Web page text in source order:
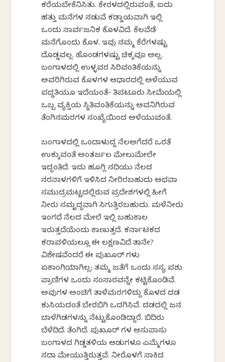
ಕರೆಯಬೇಕೆನಿಸಿತು. ಕೇರಳದಲ್ಲಿರುವಂತೆ, ಐದು
ಹತ್ತು ಮನೆಗಳ ನಡುವೆ ಕಡ್ಡಾಯವಾಗಿ ಇಲ್ಲಿ
ಒಂದು ಸಾರ್ವಜನಿಕ ಕೊಳವಿದೆ. ಕೆಲವೆಡೆ
ಮನೆಗೊಂದು ಕೊಳ. ಇವು ನಮ್ಮ ಕೆರೆಗಳಷ್ಟು
ದೊಡ್ಡವಲ್ಲ. ಹೊಂಡಗಳಷ್ಟು ಚಿಕ್ಕವೂ ಅಲ್ಲ.
ಬಂಗಾಳದಲ್ಲಿ ಉಳ್ಳವರ ಸಿರಿವಂತಿಕೆಯನ್ನು
ಅವರಿಗಿರುವ ಕೊಳಗಳ ಆಧಾರದಲ್ಲಿ ಅಳೆಯುವ
ಪದ್ಧತಿಯೂ ಇದೆಯಂತೆ- ತಿಪಟೂರು ಸೀಮೆಯಲ್ಲಿ
ಒಬ್ಬ ವ್ಯಕ್ತಿಯ ಸ್ಥಿತಿವಂತಿಕೆಯನ್ನು ಅವನಿಗಿರುವ
ತೆಂಗಿನಮರಗಳ ಸಂಖ್ಯೆಯಿಂದ ಅಳೆಯುವಂತೆ.
ಬಂಗಾಳದಲ್ಲಿ ಒಂದಾಳುದ್ದ ನೆಲಅಗೆದರೆ ಒರತೆ
ಉಕ್ಕುವಂತೆ ಅಂತರ್ಜಲ ಮೇಲುಮೇಲೇ
ಇದ್ದಂತಿದೆ. ಇದು ಹೂಗ್ಲಿ ನದಿಯು ನೆಲದ
ನರನಾಳಗಳಿಗೆ ಇಳಿಸಿದ ನೀರಿರಬಹುದು ಅಥವಾ
ಸಮುದ್ರಮಟ್ಟದಲ್ಲಿರುವ ಪ್ರದೇಶಗಳಲ್ಲಿ ಹೀಗೆ
ನೀರು ಸಮೃದ್ಧವಾಗಿ ಸಿಗುತ್ತಿರಬಹುದು. ಮಳೆನೀರು
ಇಂಗದೆ ನೆಲದ ಮೇಲೆ ಇಲ್ಲಿ ಬಹುಕಾಲ
ಇರುತ್ತದೆಯೆಂದು ಕಾಣುತ್ತದೆ. ಕರ್ನಾಟಕದ
ಕರಾವಳಿಯಲ್ಲೂ ಈ ಲಕ್ಷಣವಿದೆ ತಾನೇ?
ವಿಶೇಷವೆಂದರೆ ಈ ಪುಖೂರ್ ಗಳು
ಏಕಾಂಗಿಯಾಗಿಲ್ಲ; ತಮ್ಮ ಜತೆಗೆ ಒಂದು ಸಸ್ಯ ಪಶು
ಪ್ರಾಣಿಗಳ ಒಂದು ಸಂಸಾರವನ್ನೇ ಕಟ್ಟಿಕೊಂಡಿವೆ.
ಅವುಗಳ ಅಂಚಿಗೆ ತಾಳೆಮರಗಳಿದ್ದು ಕೊಳದ ದಡ
ಕುಸಿಯದಂತೆ ಬೇರಬಿಗಿ ಒದಗಿಸಿವೆ. ದಡದಲ್ಲಿ ಜನ
ಬಾಳೆಗಿಡಗಳನ್ನು ನೆಟ್ಟುಕೊಂಡಿದ್ದಾರೆ. ಬಿದಿರು
ಬೆಳೆದಿದೆ. ತೆಂಗಿದೆ. ಪುಖೂರ್ ಗಳ ಆಸುಪಾಸು
ಬಂಗಾಳದ ಗಿಡ್ಡತಳಿಯ ಆಡುಗಳೂ ಎಮ್ಮೆಗಳೂ
ಸದಾ ಮೇಯುತ್ತಿರುತ್ತವೆ. ನೀರೊಳಗೆ ಸಾಕಿದ